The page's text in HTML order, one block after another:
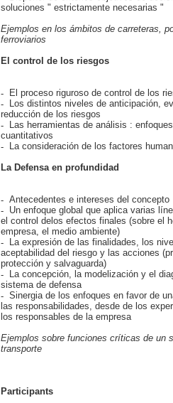
soluciones " estrictamente necesarias "
Ejemplos en los ámbitos de carreteras,
ferroviarios
El control de los riesgos
El proceso riguroso de control de los
Los distintos niveles de anticipación,
reducción de los riesgos
Las herramientas de análisis :
cuantitativos
La consideración de los factores
La Defensa en profundidad
Antecedentes e intereses del concepto
Un enfoque global que aplica varias
el control delos efectos finales (sobre el
empresa, el medio ambiente)
La expresión de las finalidades, los
aceptabilidad del riesgo y las acciones
protección y salvaguarda)
La concepción, la modelización y el
sistema de defensa
Sinergia de los enfoques en favor de
las responsabilidades, desde de los
los responsables de la empresa
Ejemplos sobre funciones críticas de un
transporte
Participants